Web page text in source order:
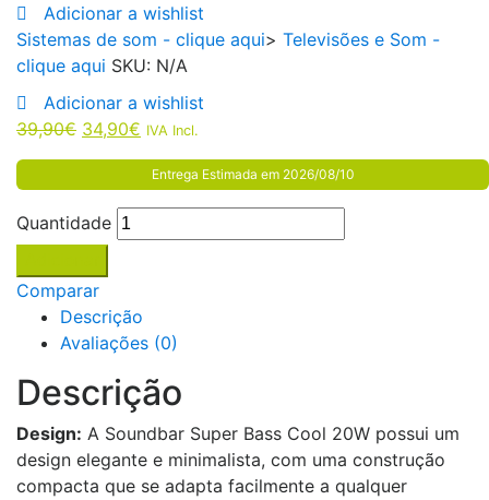
Adicionar a wishlist
Sistemas de som - clique aqui> Televisões e Som -
clique aqui SKU: N/A
Adicionar a wishlist
39,90€ 34,90€ IVA Incl.
Entrega Estimada em 2026/08/10
Quantidade
Comparar
Descrição
Avaliações (0)
Descrição
Design: A Soundbar Super Bass Cool 20W possui um
design elegante e minimalista, com uma construção
compacta que se adapta facilmente a qualquer